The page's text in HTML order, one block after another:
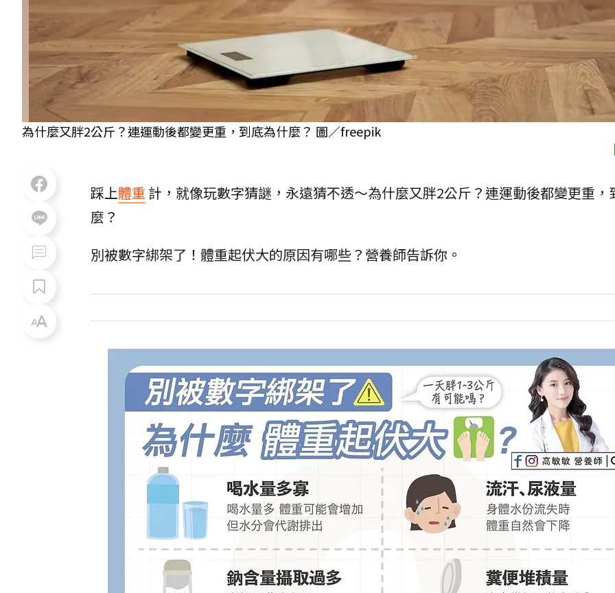
為什麼又胖2公斤？連運動後都變更重，到底為什麼？ 圖／freepik
踩上體重 計，就像玩數字猜謎，永遠猜不透～為什麼又胖2公斤？連運動後都變更重，
麼？
別被數字綁架了！體重起伏大的原因有哪些？營養師告訴你。